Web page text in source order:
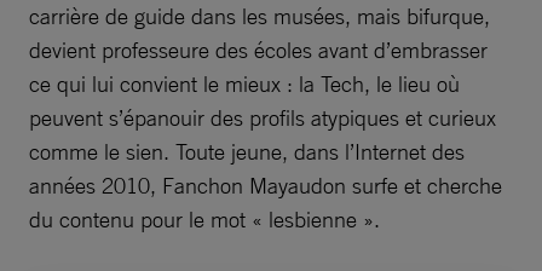
carrière de guide dans les musées, mais bifurque,
devient professeure des écoles avant d’embrasser
ce qui lui convient le mieux : la Tech, le lieu où
peuvent s’épanouir des profils atypiques et curieux
comme le sien. Toute jeune, dans l’Internet des
années 2010, Fanchon Mayaudon surfe et cherche
du contenu pour le mot « lesbienne ».